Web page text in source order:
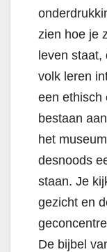
zien hoe je
leven staat,
volk leren
een ethisch
bestaan
het
desnoods
staan. Je
gezicht en
De bijbel